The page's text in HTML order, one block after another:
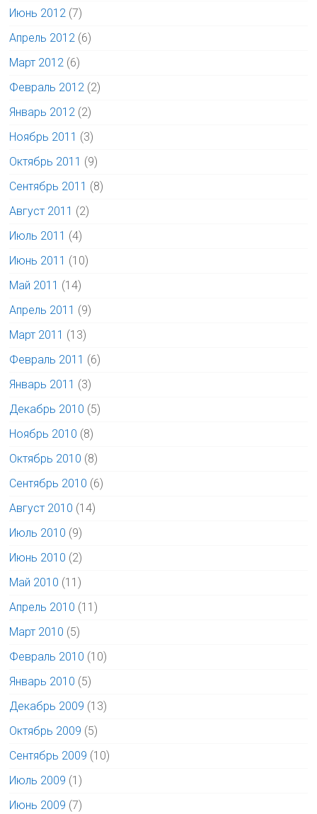
Июнь 2012 (7)
Апрель 2012 (6)
Март 2012 (6)
Февраль 2012 (2)
Январь 2012 (2)
Ноябрь 2011 (3)
Октябрь 2011 (9)
Сентябрь 2011 (8)
Август 2011 (2)
Июль 2011 (4)
Июнь 2011 (10)
Май 2011 (14)
Апрель 2011 (9)
Март 2011 (13)
Февраль 2011 (6)
Январь 2011 (3)
Декабрь 2010 (5)
Ноябрь 2010 (8)
Октябрь 2010 (8)
Сентябрь 2010 (6)
Август 2010 (14)
Июль 2010 (9)
Июнь 2010 (2)
Май 2010 (11)
Апрель 2010 (11)
Март 2010 (5)
Февраль 2010 (10)
Январь 2010 (5)
Декабрь 2009 (13)
Октябрь 2009 (5)
Сентябрь 2009 (10)
Июль 2009 (1)
Июнь 2009 (7)